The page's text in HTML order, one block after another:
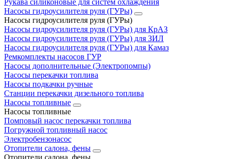
Рукава силиконовые для систем охлаждения
Насосы гидроусилителя руля (ГУРы)
Насосы гидроусилителя руля (ГУРы)
Насосы гидроусилителя руля (ГУРы) для КрАЗ
Насосы гидроусилителя руля (ГУРы) для ЗИЛ
Насосы гидроусилителя руля (ГУРы) для Камаз
Ремкомплекты насосов ГУР
Насосы дополнительные (Электропомпы)
Насосы перекачки топлива
Насосы подкачки ручные
Станции перекачки дизельного топлива
Насосы топливные
Насосы топливные
Помповый насос перекачки топлива
Погружной топливный насос
Электробензонасос
Отопители салона, фены